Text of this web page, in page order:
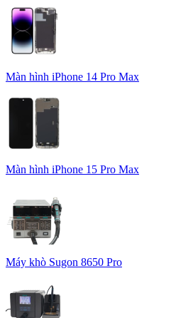
Màn hình iPhone 14 Pro Max
Màn hình iPhone 15 Pro Max
Máy khò Sugon 8650 Pro